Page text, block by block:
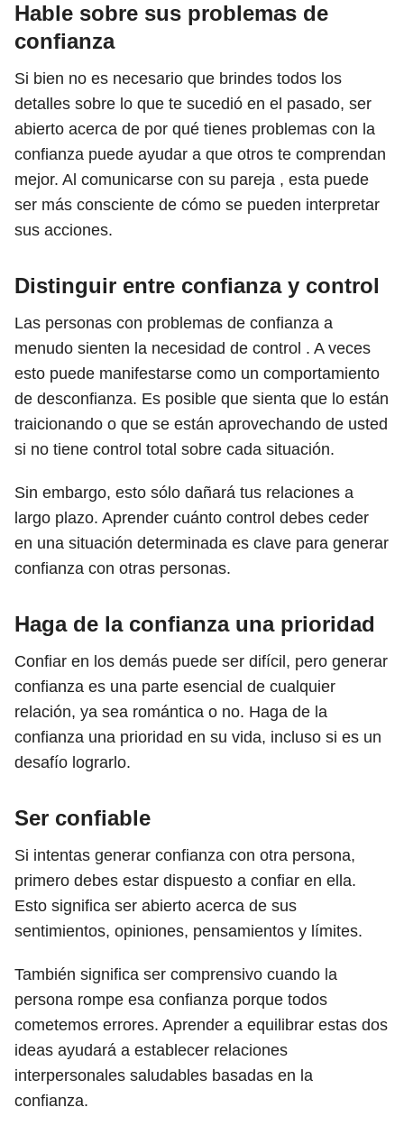
Hable sobre sus problemas de
confianza
Si bien no es necesario que brindes todos los
detalles sobre lo que te sucedió en el pasado, ser
abierto acerca de por qué tienes problemas con la
confianza puede ayudar a que otros te comprendan
mejor. Al comunicarse con su pareja , esta puede
ser más consciente de cómo se pueden interpretar
sus acciones.
Distinguir entre confianza y control
Las personas con problemas de confianza a
menudo sienten la necesidad de control . A veces
esto puede manifestarse como un comportamiento
de desconfianza. Es posible que sienta que lo están
traicionando o que se están aprovechando de usted
si no tiene control total sobre cada situación.
Sin embargo, esto sólo dañará tus relaciones a
largo plazo. Aprender cuánto control debes ceder
en una situación determinada es clave para generar
confianza con otras personas.
Haga de la confianza una prioridad
Confiar en los demás puede ser difícil, pero generar
confianza es una parte esencial de cualquier
relación, ya sea romántica o no. Haga de la
confianza una prioridad en su vida, incluso si es un
desafío lograrlo.
Ser confiable
Si intentas generar confianza con otra persona,
primero debes estar dispuesto a confiar en ella.
Esto significa ser abierto acerca de sus
sentimientos, opiniones, pensamientos y límites.
También significa ser comprensivo cuando la
persona rompe esa confianza porque todos
cometemos errores. Aprender a equilibrar estas dos
ideas ayudará a establecer relaciones
interpersonales saludables basadas en la
confianza.